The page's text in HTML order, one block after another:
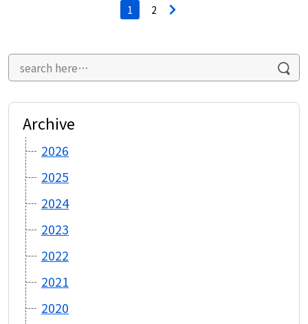
ー
ョ
1 2
Archive
2026
2025
2024
2023
2022
2021
2020